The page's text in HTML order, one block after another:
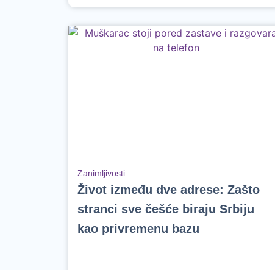
Zanimljivosti
Život između dve adrese: Zašto
stranci sve češće biraju Srbiju
kao privremenu bazu